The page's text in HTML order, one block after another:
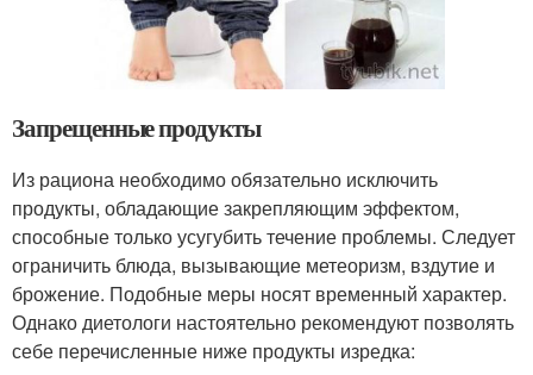
Запрещенные продукты
Из рациона необходимо обязательно исключить
продукты, обладающие закрепляющим эффектом,
способные только усугубить течение проблемы. Следует
ограничить блюда, вызывающие метеоризм, вздутие и
брожение. Подобные меры носят временный характер.
Однако диетологи настоятельно рекомендуют позволять
себе перечисленные ниже продукты изредка: